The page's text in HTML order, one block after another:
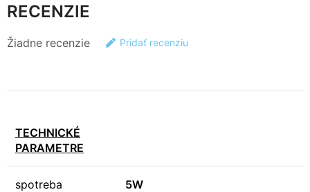
RECENZIE
Žiadne recenzie Pridať recenziu
TECHNICKÉ
PARAMETRE
spotreba 5W